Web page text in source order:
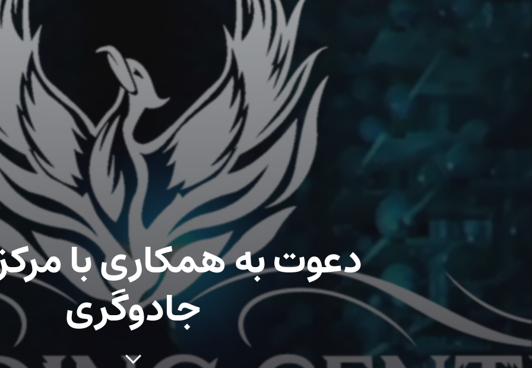
دعوت به همکاری با
جادوگری